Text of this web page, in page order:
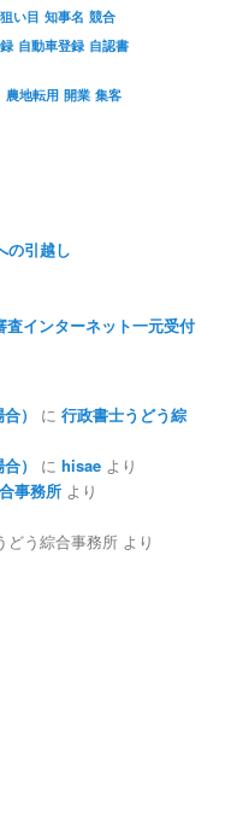
狙い目 知事名 競合
自動車登録 自認書
農地転用 開業 集客
の引越し
インターネット一元受付
） に行政書士うどう綜
）
にhisae より
事務所 より
どう綜合事務所 より